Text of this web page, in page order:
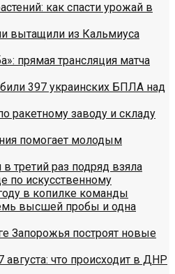
как спасти урожай в
вытащили из Кальмиуса
прямая трансляция матча
397 украинских БПЛА над
ракетному заводу и складу
помогает молодым
в третий раз подряд взяла
по искусственному
в копилке команды
высшей пробы и одна
Запорожья построят новые
августа: что происходит в ДНР